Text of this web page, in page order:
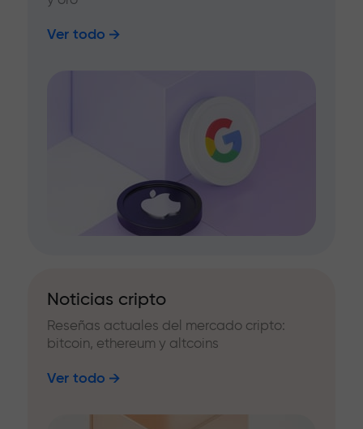
Ver todo
Noticias cripto
Reseñas actuales del mercado cripto:
bitcoin, ethereum y altcoins
Ver todo